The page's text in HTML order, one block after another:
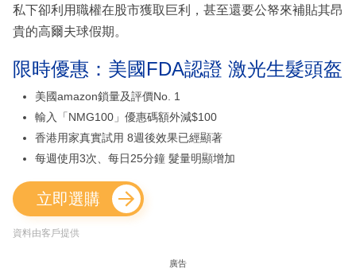
私下卻利用職權在股市獲取巨利，甚至還要公帑來補貼其昂
貴的高爾夫球假期。
限時優惠：美國FDA認證 激光生髮頭盔
美國amazon鎖量及評價No. 1
輸入「NMG100」優惠碼額外減$100
香港用家真實試用 8週後效果已經顯著
每週使用3次、每日25分鐘 髮量明顯增加
立即選購
資料由客戶提供
廣告